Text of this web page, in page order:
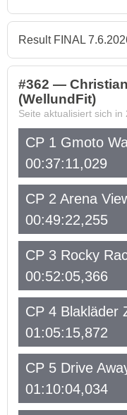
Result FINAL
#362 —
(WellundFit)
Seite aktualisiert sich in
CP 1 Gmoto
00:37:11,029
CP 2 Arena
00:49:22,255
CP 3 Rocky
00:52:05,366
CP 4 Blakläder
01:05:15,872
CP 5 Drive
01:10:04,034